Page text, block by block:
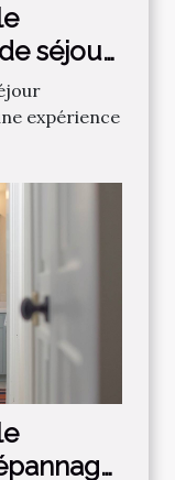
séjour
expérience